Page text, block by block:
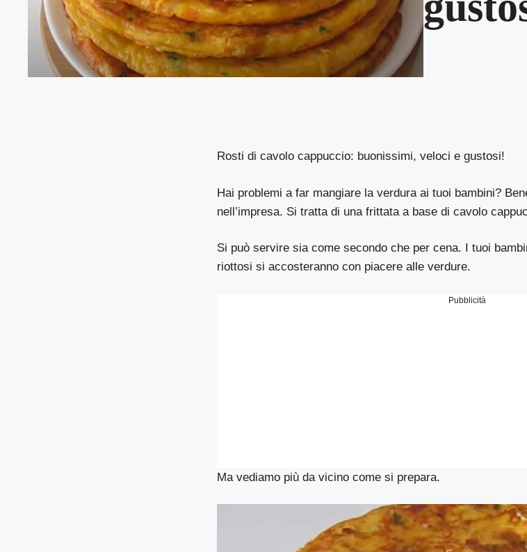
Rosti di cavolo cappuccio: buonissimi, veloci e gustosi!
Hai problemi a far mangiare la verdura ai tuoi bambini?
nell’impresa. Si tratta di una frittata a base di cavolo
Si può servire sia come secondo che per cena. I tuoi
riottosi si accosteranno con piacere alle verdure.
Pubblicità
Ma vediamo più da vicino come si prepara.